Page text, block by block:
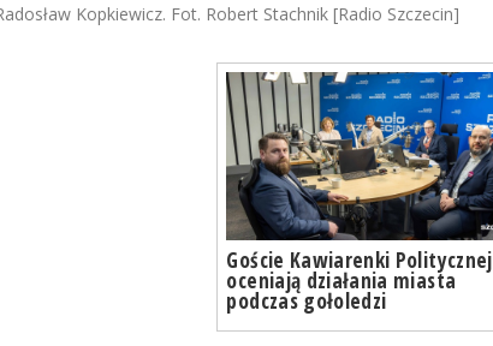
Kopkiewicz. Fot. Robert Stachnik [Radio Szczecin]
Goście Kawiarenki Politycznej
oceniają działania miasta
podczas gołoledzi